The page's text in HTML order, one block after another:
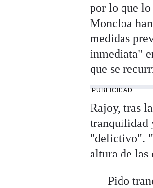
por lo que lo
Moncloa
medidas
inmediata"
que se
PUBLICIDAD
Rajoy, tras
tranquilidad
"delictivo".
altura de las
Pido